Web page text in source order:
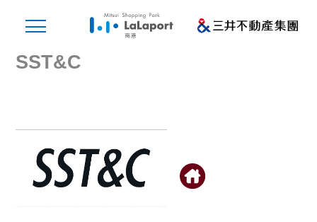
SST&C